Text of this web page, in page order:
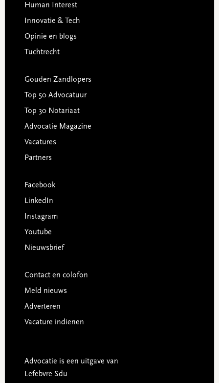
Human Interest
Innovatie & Tech
Opinie en blogs
Tuchtrecht
Gouden Zandlopers
Top 50 Advocatuur
Top 30 Notariaat
Advocatie Magazine
Vacatures
Partners
Facebook
LinkedIn
Instagram
Youtube
Nieuwsbrief
Contact en colofon
Meld nieuws
Adverteren
Vacature indienen
Advocatie is een uitgave van
Lefebvre Sdu